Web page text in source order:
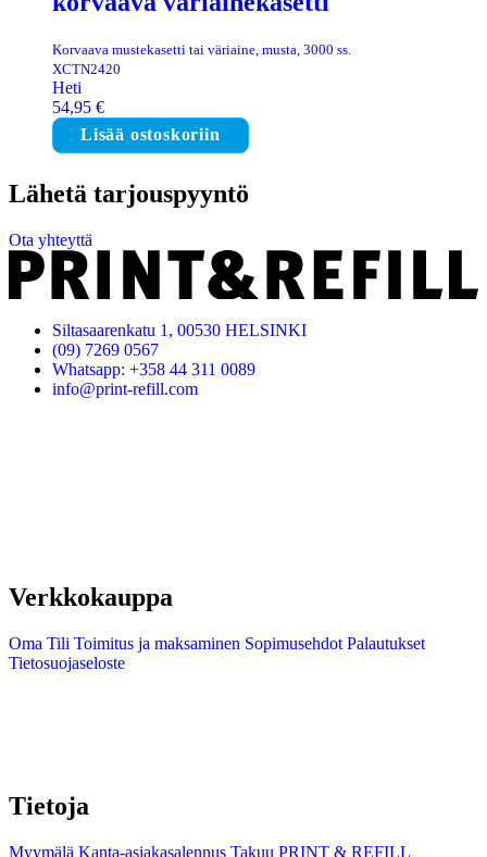
Korvaava mustekasetti tai väriaine, musta, 3000 ss.
XCTN2420
Heti
54,95 €
Lisää ostoskoriin
Lähetä tarjouspyyntö
Ota yhteyttä
Siltasaarenkatu 1, 00530 HELSINKI
(09) 7269 0567
Whatsapp: +358 44 311 0089
info@print-refill.com
Verkkokauppa
Oma Tili Toimitus ja maksaminen Sopimusehdot Palautukset
Tietosuojaseloste
Tietoja
Myymälä Kanta-asiakasalennus Takuu PRINT & REFILL